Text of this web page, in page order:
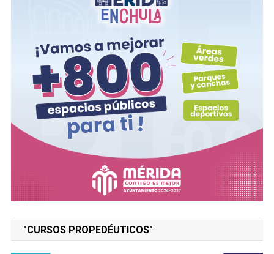
"CURSOS PROPEDÉUTICOS"